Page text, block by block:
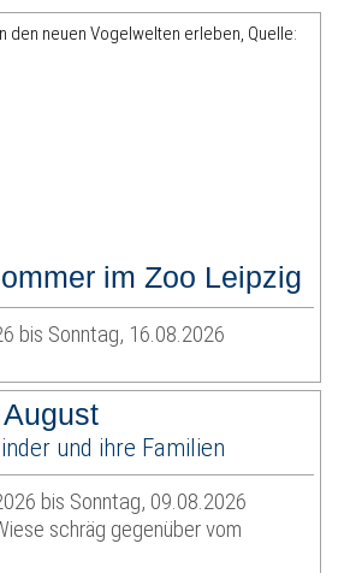
im Zoo Leipzig
bis Sonntag, 16.08.2026
und ihre Familien
bis Sonntag, 09.08.2026
schräg gegenüber vom